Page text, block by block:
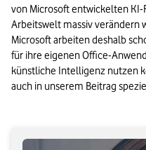
von Microsoft entwickelten
Arbeitswelt massiv verändern
Microsoft arbeiten deshalb
für ihre eigenen Office-
künstliche Intelligenz nutzen
auch in unserem Beitrag